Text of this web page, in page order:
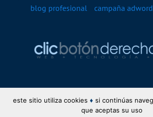
blog profesional
campaña
este sitio utiliza cookies ♦ si continúas
que aceptas su uso